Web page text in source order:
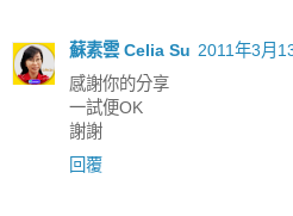
蘇素雲 Celia Su 2011年3月
感謝你的分享
一試便OK
謝謝
回覆